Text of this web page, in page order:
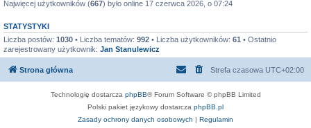
Najwięcej użytkowników (667) było online 17 czerwca 2026, o 07:24
STATYSTYKI
Liczba postów: 1030 • Liczba tematów: 992 • Liczba użytkowników: 61 • Ostatnio
zarejestrowany użytkownik: Jan Stanulewicz
Strona główna Strefa czasowa UTC+02:00
Technologię dostarcza phpBB® Forum Software © phpBB Limited
Polski pakiet językowy dostarcza phpBB.pl
Zasady ochrony danych osobowych | Regulamin